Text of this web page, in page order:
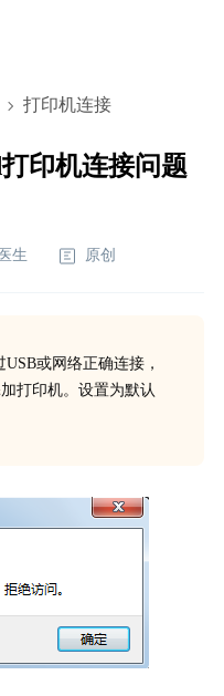
打印机连接
印机连接问题
生 原创
或网络正确连接，
打印机。设置为默认